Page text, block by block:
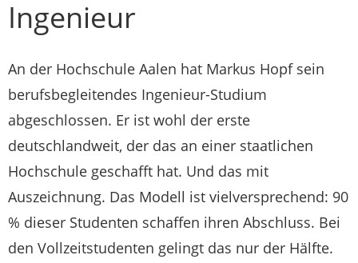
Ingenieur
An der Hochschule Aalen hat Markus Hopf sein
berufsbegleitendes Ingenieur-Studium
abgeschlossen. Er ist wohl der erste
deutschlandweit, der das an einer staatlichen
Hochschule geschafft hat. Und das mit
Auszeichnung. Das Modell ist vielversprechend: 90
% dieser Studenten schaffen ihren Abschluss. Bei
den Vollzeitstudenten gelingt das nur der Hälfte.